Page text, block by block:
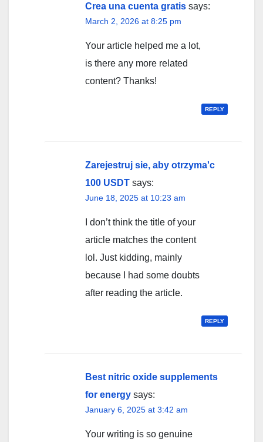
Crea una cuenta gratis says:
March 2, 2026 at 8:25 pm
Your article helped me a lot,
is there any more related
content? Thanks!
REPLY
Zarejestruj sie, aby otrzyma'c
100 USDT says:
June 18, 2025 at 10:23 am
I don’t think the title of your
article matches the content
lol. Just kidding, mainly
because I had some doubts
after reading the article.
REPLY
Best nitric oxide supplements
for energy says:
January 6, 2025 at 3:42 am
Your writing is so genuine